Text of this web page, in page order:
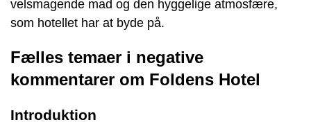
velsmagende mad og den hyggelige atmosfære,
som hotellet har at byde på.
Fælles temaer i negative
kommentarer om Foldens Hotel
Introduktion